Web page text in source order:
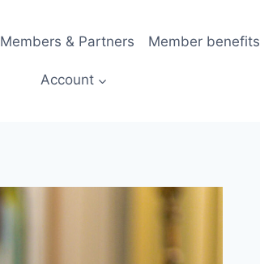
Members & Partners Member benefits
Account